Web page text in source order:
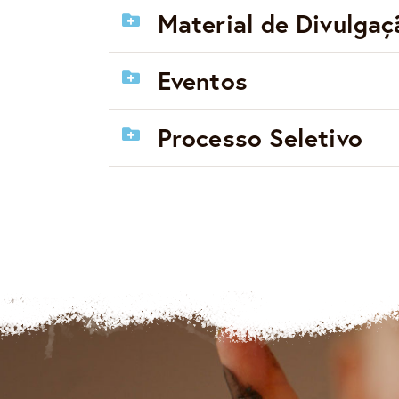
Material de
Eventos
Processo Seletivo